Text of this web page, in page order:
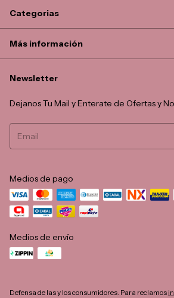
Categorias
Más información
Newsletter
Dejanos Tu Mail y Enterate de Ofertas y
Medios de pago
Medios de envío
Defensa de las y los consumidores. Para reclamos